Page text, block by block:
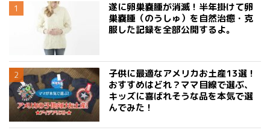
遂に卵巣嚢腫が消滅！半年掛けて卵
巣嚢腫（のうしゅ）を自然治癒・克
服した記録を全部公開するよ。
子供に最適なアメリカお土産13選！
おすすめはどれ？ママ目線で選ぶ、
キッズに喜ばれそうな品を本気で選
んでみた！